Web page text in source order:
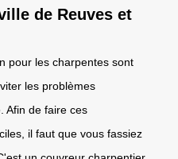
de Reuves et
pour les charpentes sont
les problèmes
Afin de faire ces
il faut que vous fassiez